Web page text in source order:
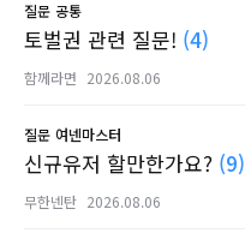
질문 공통
토벌권 관련 질문! (4)
함께라면 2026.08.06
질문 여넨마스터
신규유저 할만한가요? (9)
무한넨탄 2026.08.06